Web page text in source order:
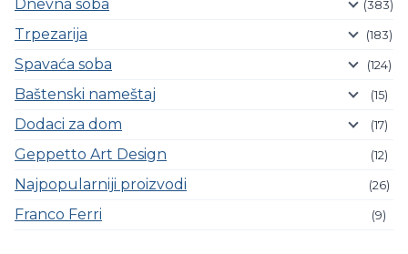
Dnevna soba (383)
Trpezarija (183)
Spavaća soba (124)
Baštenski nameštaj (15)
Dodaci za dom (17)
Geppetto Art Design (12)
Najpopularniji proizvodi (26)
Franco Ferri (9)